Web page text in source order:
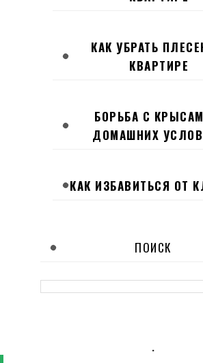
КАК УБРАТЬ
КВАРТИРЕ
БОРЬБА С
ДОМАШНИХ
КАК ИЗБАВИТЬСЯ ОТ
ПОИСК
.